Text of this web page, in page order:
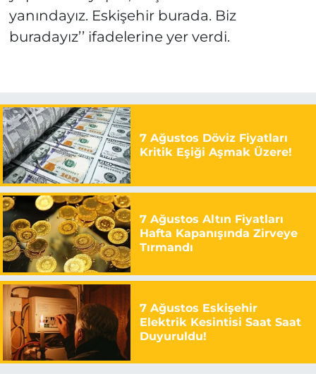
yanındayız. Eskişehir burada. Biz
buradayız’’ ifadelerine yer verdi.
7 Ağustos Döviz Fiyatları
Kritik Eşiği Aşmak Üzere!
7 Ağustos Altın Fiyatları
Hafta Kapanışında Zirveye
Tırmandı
7 Ağustos Eskişehir
Elektrik Kesintisi Saat Saat
Duyuruldu!